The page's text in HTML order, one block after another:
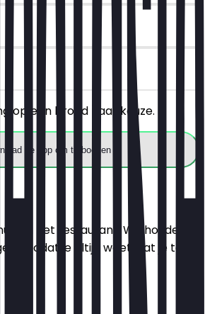
op een brood naar keuze.
de app om te boeken
van het restaurant. We houden
zodat je altijd weet wat je te